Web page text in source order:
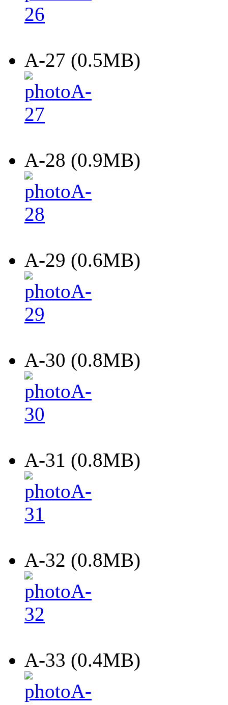
A-27 (0.5MB)
A-28 (0.9MB)
A-29 (0.6MB)
A-30 (0.8MB)
A-31 (0.8MB)
A-32 (0.8MB)
A-33 (0.4MB)